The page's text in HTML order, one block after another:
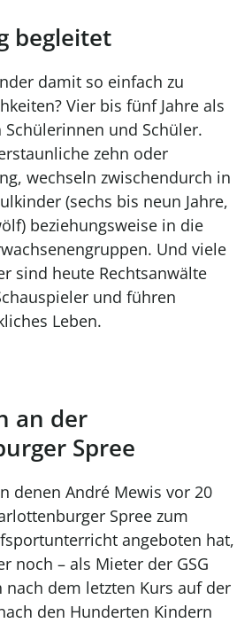
begleitet
damit so einfach zu
Vier bis fünf Jahre als
und Schüler.
zehn oder
wechseln zwischendurch in
(sechs bis neun Jahre,
beziehungsweise in die
Und viele
sind heute Rechtsanwälte
und führen
Leben.
an der
Spree
denen André Mewis vor 20
Spree zum
angeboten hat,
noch – als Mieter der GSG
nach dem letzten Kurs auf der
den Hunderten Kindern